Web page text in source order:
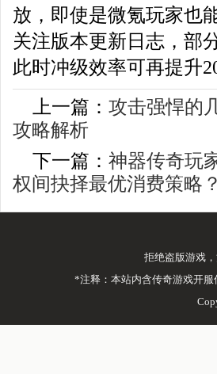
放，即使是微氪玩家也
关注版本更新日志，部
此时冲级效率可再提升
上一篇： 攻击强悍的
攻略解析
下一篇： 神器传奇玩
权间抉择最优消费策略？
拒绝盗版游戏
*注释：本站内含传奇游戏开